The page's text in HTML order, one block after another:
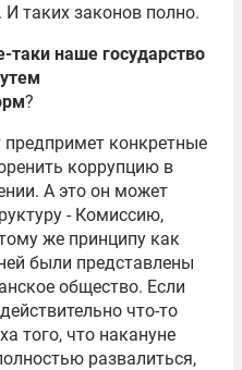
таких законов полно.
таки наше государство
?
предпримет конкретные
коррупцию в
А это он может
- Комиссию,
же принципу как
были представлены
общество. Если
что-то
того, что накануне
развалиться,